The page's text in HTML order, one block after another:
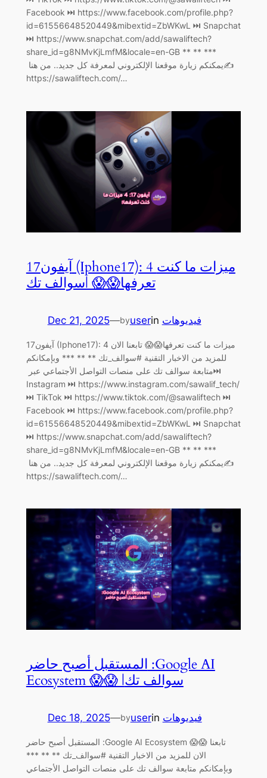
Facebook ⏭ https://www.facebook.com/profile.php?
id=61556648520449&mibextid=ZbWKwL ‏⏭ Snapchat
⏭ https://www.snapchat.com/add/sawaliftech?
share_id=g8NMvKjLmfM&locale=en-GB ** ** ***
يمكنكم زيارة موقعنا الإلكتروني لمعرفة كل جديد.. من هنا ‏✍️
https://sawaliftech.com/…
آيفون17 (Iphone17): 4 ميزات ما كنت
تعرفها😱😱 |سوالف تك
Dec 21, 2025—byuserin فيديوهات
آيفون17 (Iphone17): 4 ميزات ما كنت تعرفها😱😱 تابعنا الان
للمزيد من الاخبار التقنية #سوالف_تك ** ** *** وبإمكانكم
متابعة سوالف تك على منصات التواصل الأجتماعي عبر ‏⏭
Instagram ⏭ https://www.instagram.com/sawalif_tech/
Facebook ⏭ https://www.facebook.com/profile.php?
id=61556648520449&mibextid=ZbWKwL ‏⏭ Snapchat
⏭ https://www.snapchat.com/add/sawaliftech?
share_id=g8NMvKjLmfM&locale=en-GB ** ** ***
يمكنكم زيارة موقعنا الإلكتروني لمعرفة كل جديد.. من هنا ‏✍️
https://sawaliftech.com/…
المستقبل أصبح حاضر :Google AI
Ecosystem 😱😱 |سوالف تك
Dec 18, 2025—byuserin فيديوهات
المستقبل أصبح حاضر :Google AI Ecosystem 😱😱 تابعنا
الان للمزيد من الاخبار التقنية #سوالف_تك ** ** ***
وبإمكانكم متابعة سوالف تك على منصات التواصل الأجتماعي